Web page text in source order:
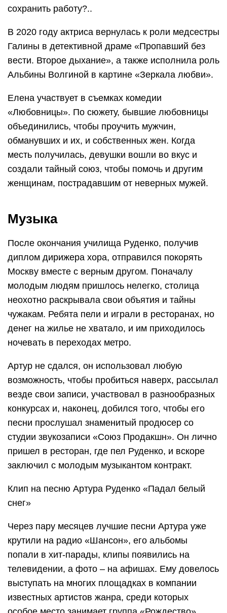
сохранить работу?..
В 2020 году актриса вернулась к роли медсестры
Галины в детективной драме «Пропавший без
вести. Второе дыхание», а также исполнила роль
Альбины Волгиной в картине «Зеркала любви».
Елена участвует в съемках комедии
«Любовницы». По сюжету, бывшие любовницы
объединились, чтобы проучить мужчин,
обманувших и их, и собственных жен. Когда
месть получилась, девушки вошли во вкус и
создали тайный союз, чтобы помочь и другим
женщинам, пострадавшим от неверных мужей.
Музыка
После окончания училища Руденко, получив
диплом дирижера хора, отправился покорять
Москву вместе с верным другом. Поначалу
молодым людям пришлось нелегко, столица
неохотно раскрывала свои объятия и тайны
чужакам. Ребята пели и играли в ресторанах, но
денег на жилье не хватало, и им приходилось
ночевать в переходах метро.
Артур не сдался, он использовал любую
возможность, чтобы пробиться наверх, рассылал
везде свои записи, участвовал в разнообразных
конкурсах и, наконец, добился того, чтобы его
песни прослушал знаменитый продюсер со
студии звукозаписи «Союз Продакшн». Он лично
пришел в ресторан, где пел Руденко, и вскоре
заключил с молодым музыкантом контракт.
Клип на песню Артура Руденко «Падал белый
снег»
Через пару месяцев лучшие песни Артура уже
крутили на радио «Шансон», его альбомы
попали в хит-парады, клипы появились на
телевидении, а фото – на афишах. Ему довелось
выступать на многих площадках в компании
известных артистов жанра, среди которых